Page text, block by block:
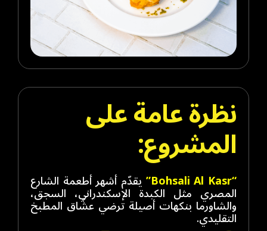
نظرة عامة على
المشروع:
“Bohsali Al Kasr” يقدّم أشهر أطعمة الشارع
المصري مثل الكبدة الإسكندراني، السجق،
والشاورما بنكهات أصيلة ترضي عشّاق المطبخ
التقليدي.